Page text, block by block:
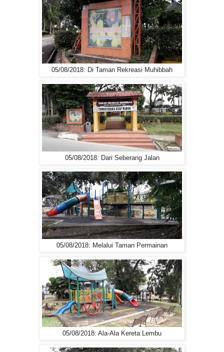
05/08/2018: Di Taman Rekreasi Muhibbah
05/08/2018: Dari Seberang Jalan
05/08/2018: Melalui Taman Permainan
05/08/2018: Ala-Ala Kereta Lembu